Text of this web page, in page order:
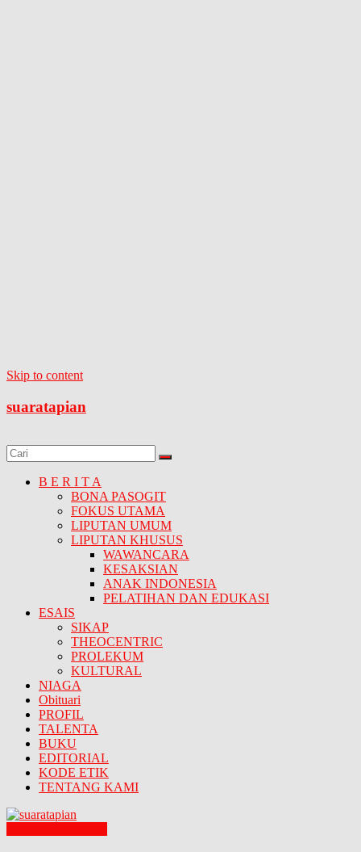
Skip to content
suaratapian
B E R I T A
BONA PASOGIT
FOKUS UTAMA
LIPUTAN UMUM
LIPUTAN KHUSUS
WAWANCARA
KESAKSIAN
ANAK INDONESIA
PELATIHAN DAN EDUKASI
ESAIS
SIKAP
THEOCENTRIC
PROLEKUM
KULTURAL
NIAGA
Obituari
PROFIL
TALENTA
BUKU
EDITORIAL
KODE ETIK
TENTANG KAMI